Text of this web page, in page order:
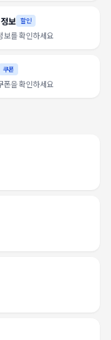
보 할인
보를 확인하세요
쿠폰
폰을 확인하세요